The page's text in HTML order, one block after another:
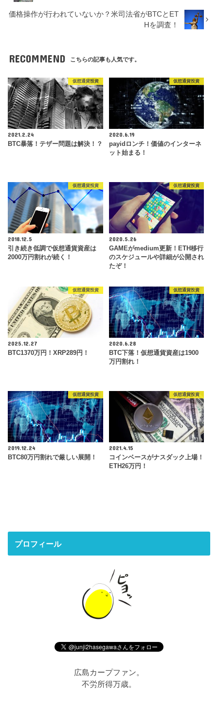
価格操作が行われていないか？米司法省がBTCとET
Hを調査！
RECOMMEND こちらの記事も人気です。
仮想通貨投資
2021.2.24
BTC暴落！テザー問題は解決！？
仮想通貨投資
2020.6.19
payidロンチ！価値のインターネ
ット始まる！
仮想通貨投資
2018.12.5
引き続き低調で仮想通貨資産は
2000万円割れが続く！
仮想通貨投資
2020.5.26
GAMEがmedium更新！ETH移行
のスケジュールや詳細が公開され
たぞ！
仮想通貨投資
2025.12.27
BTC1370万円！XRP289円！
仮想通貨投資
2020.6.28
BTC下落！仮想通貨資産は1900
万円割れ！
仮想通貨投資
2019.12.24
BTC80万円割れで厳しい展開！
仮想通貨投資
2021.4.15
コインベースがナスダック上場！
ETH26万円！
プロフィール
広島カープファン。
不労所得万歳。